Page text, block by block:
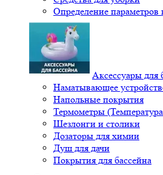
Определение параметров
Аксессуары для
Наматывающее
Напольные покрытия
Термометры
Шезлонги и столики
Дозаторы для химии
Душ для дачи
Покрытия для бассейна